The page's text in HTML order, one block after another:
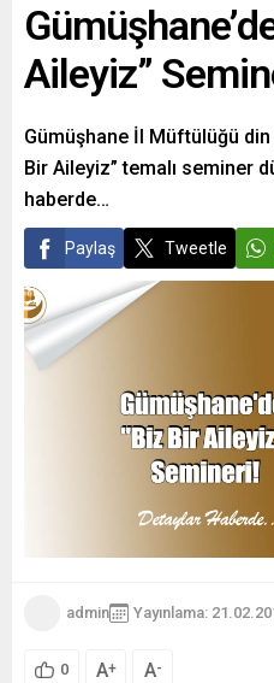
Aileyiz”
Gümüşhane İl Müftülüğü
Bir Aileyiz” temalı seminer
haberde…
Paylaş Tweetle
admin Yayınlama:
0 A+ A-